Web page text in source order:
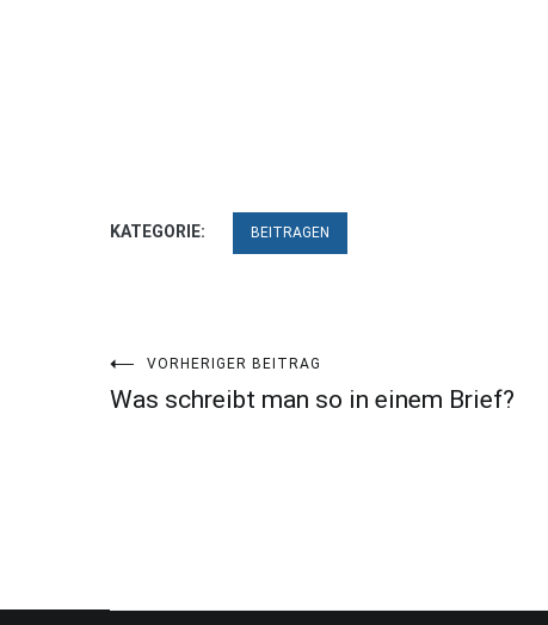
KATEGORIE: BEITRAGEN
Beitragsnavigation
VORHERIGER BEITRAG
Was schreibt man so in einem Brief?